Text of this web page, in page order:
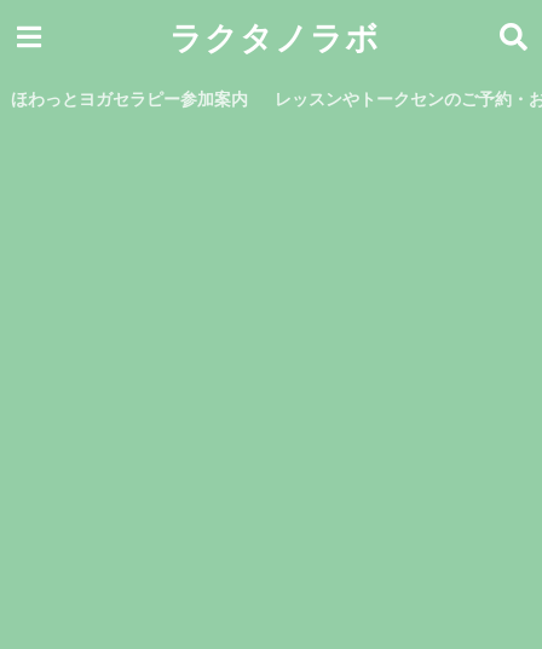
ラクタノラボ
ほわっとヨガセラピー参加案内 レッスンやトークセンのご予約・